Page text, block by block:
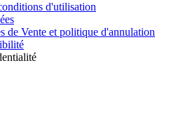
d'utilisation
de Vente et politique d'annulation